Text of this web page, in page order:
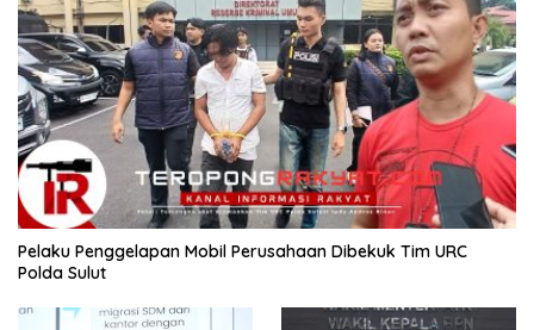
​Pelaku Penggelapan Mobil Perusahaan Dibekuk Tim URC
Polda Sulut